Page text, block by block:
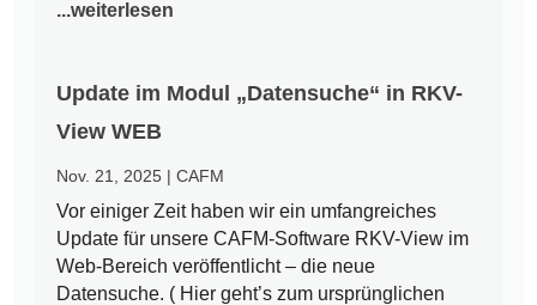
...weiterlesen
Update im Modul „Datensuche“ in RKV-
View WEB
Nov. 21, 2025 |CAFM
Vor einiger Zeit haben wir ein umfangreiches
Update für unsere CAFM-Software RKV-View im
Web-Bereich veröffentlicht – die neue
Datensuche. ( Hier geht’s zum ursprünglichen